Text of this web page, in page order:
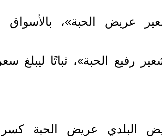
عريض الحبة»، بالأسواق
رفيع الحبة»، ثباتًا ليبلغ